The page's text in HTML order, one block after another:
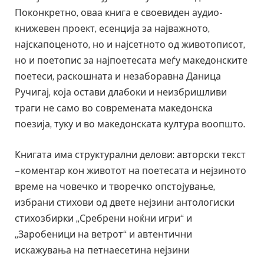
Поконкретно, оваа книга е своевиден аудио-
книжевен проект, есенција за најважното,
најскапоценото, но и најсетното од животописот,
но и поетопис за најпоетесата меѓу македонските
поетеси, раскошната и незаборавна Даница
Ручигај, која остави длабоки и неизбришливи
траги не само во современата македонска
поезија, туку и во македонската култура воопшто.
Книгата има структурални делови: авторски текст
– коментар кон животот на поетесата и нејзиното
време на човечко и творечко опстојување,
избрани стихови од двете нејзини антологиски
стихозбирки „Сребрени ноќни игри“ и
„Заробеници на ветрот“ и автентични
искажувања на петнаесетина нејзини